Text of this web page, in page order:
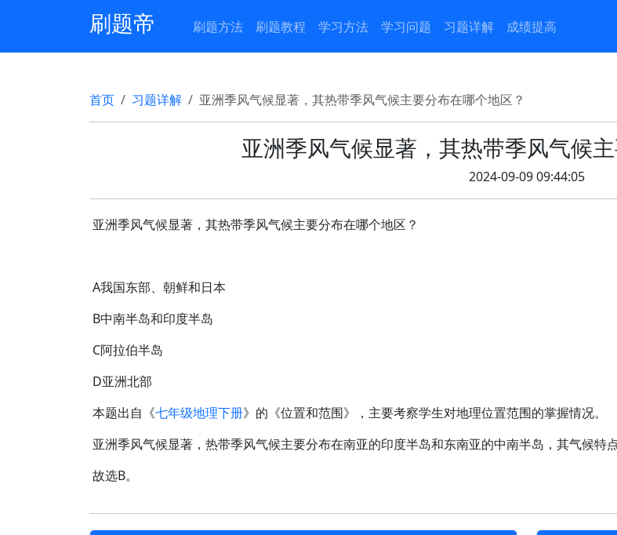
刷题帝 刷题方法 刷题教程 学习方法 学习问题 习题详解 成绩提高
首页 习题详解 亚洲季风气候显著，其热带季风气候主要分布在哪个地区？
亚洲季风气候显著，其热带季风气候
2024-09-09 09:44:05
亚洲季风气候显著，其热带季风气候主要分布在哪个地区？
A我国东部、朝鲜和日本
B中南半岛和印度半岛
C阿拉伯半岛
D亚洲北部
本题出自《七年级地理下册》的《位置和范围》，主要考察学生对地理位置范围的掌握情况。
亚洲季风气候显著，热带季风气候主要分布在南亚的印度半岛和东南亚的中南半岛，其气候特
故选B。